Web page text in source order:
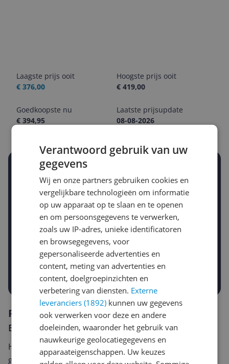
Laagste prijs ooit
€ 376,00
Hoogste prijs ooit
€ 419,00
Goedkoopste nu
€ 394,95
Laatste prijsupdate
08-08-2026
Stel een alert in en mis geen prijsdaling
Krijg een seintje zodra de prijs zakt
Jouw e-mailadres
Gewenste daling of bedrag
-10% -15%
€
Prijsalert aanzetten
Reviews
Er zijn nog geen reviews geschreven
Heb jij dit product in bezit en wil je graag je mening
geven? Start dan hieronder met het schrijven van je
Verantwoord gebruik van uw
gegevens
Wij en onze partners gebruiken cookies en
vergelijkbare technologieën om informatie
op uw apparaat op te slaan en te openen
en om persoonsgegevens te verwerken,
zoals uw IP-adres, unieke identificatoren
en browsegegevens, voor
gepersonaliseerde advertenties en
content, meting van advertenties en
content, doelgroepinzichten en
verbetering van diensten. Externe
leveranciers (1892) kunnen uw gegevens
ook verwerken voor deze en andere
doeleinden, waaronder het gebruik van
nauwkeurige geolocatiegegevens en
apparaateigenschappen. Uw keuzes